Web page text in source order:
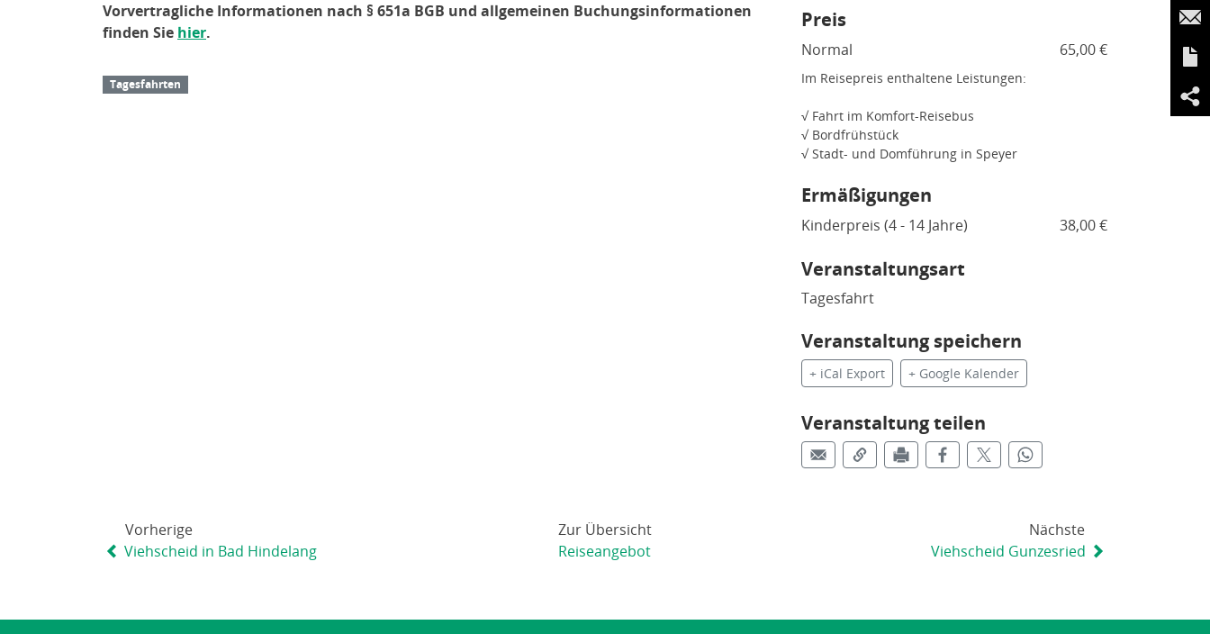
Vorvertragliche Informationen nach § 651a BGB und allgemeinen Buchungsinformationen
finden Sie hier.
Tagesfahrten
Preis
Normal 65,00 €
Im Reisepreis enthaltene Leistungen:
√ Fahrt im Komfort-Reisebus
√ Bordfrühstück
√ Stadt- und Domführung in Speyer
Ermäßigungen
Kinderpreis (4 - 14 Jahre) 38,00 €
Veranstaltungsart
Tagesfahrt
Veranstaltung speichern
+ iCal Export + Google Kalender
Veranstaltung teilen
Vorherige
Viehscheid in Bad Hindelang
Zur Übersicht
Reiseangebot
Nächste
Viehscheid Gunzesried